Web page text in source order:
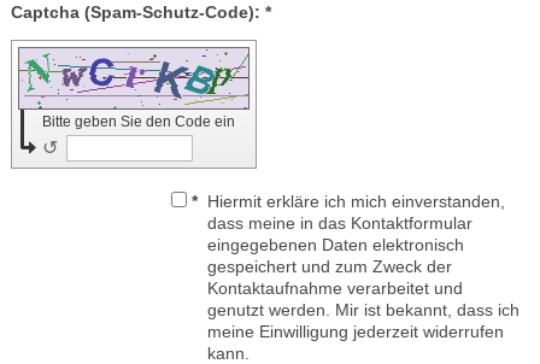
Captcha (Spam-Schutz-Code): *
Bitte geben Sie den Code ein
↺
* Hiermit erkläre ich mich einverstanden,
dass meine in das Kontaktformular
eingegebenen Daten elektronisch
gespeichert und zum Zweck der
Kontaktaufnahme verarbeitet und
genutzt werden. Mir ist bekannt, dass ich
meine Einwilligung jederzeit widerrufen
kann.